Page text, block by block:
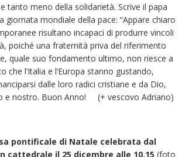
tanto meno della solidarietà. Scrive il papa
giornata mondiale della pace: “Appare chiaro
risultano incapaci di produrre vincoli
poiché una fraternità priva del riferimento
quale suo fondamento ultimo, non riesce a
che l’Italia e l’Europa stanno gustando,
dalle loro radici cristiane e da Dio,
e nostro. Buon Anno! (+ vescovo Adriano)
pontificale di Natale celebrata dal
cattedrale il 25 dicembre alle 10.15 (foto